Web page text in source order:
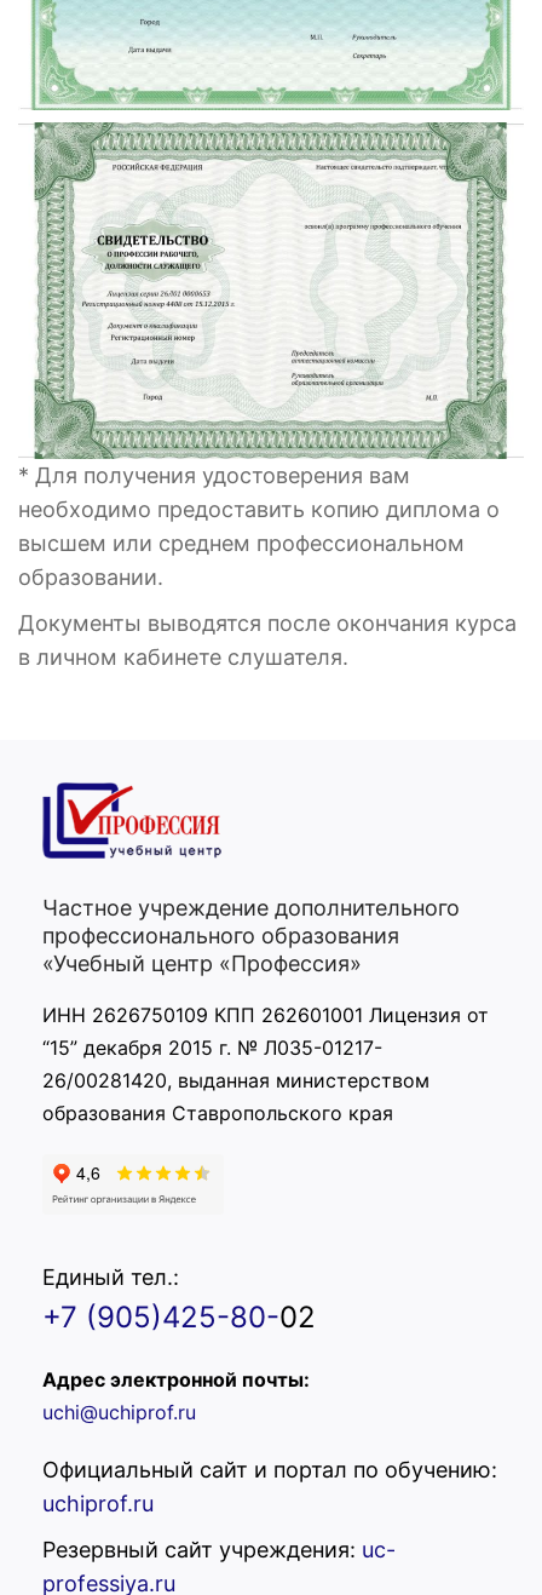
* Для получения удостоверения вам
необходимо предоставить копию диплома о
высшем или среднем профессиональном
образовании.
Документы выводятся после окончания курса
в личном кабинете слушателя.
Частное учреждение дополнительного
профессионального образования
«Учебный центр «Профессия»
ИНН 2626750109 КПП 262601001 Лицензия от
“15” декабря 2015 г. № Л035-01217-
26/00281420, выданная министерством
образования Ставропольского края
Единый тел.:
+7 (905)425-80-02
Адрес электронной почты:
uchi@uchiprof.ru
Официальный сайт и портал по обучению:
uchiprof.ru
Резервный сайт учреждения: uc-
professiya.ru